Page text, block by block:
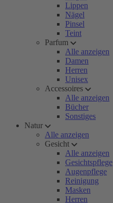
Lippen
Nägel
Pinsel
Teint
Parfum
Alle anzeigen
Damen
Herren
Unisex
Accessoires
Alle anzeigen
Bücher
Sonstiges
Natur
Alle anzeigen
Gesicht
Alle anzeigen
Gesichtspflege
Augenpflege
Reinigung
Masken
Herren